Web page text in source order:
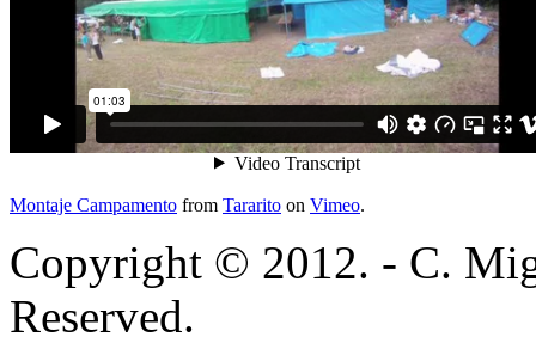
Montaje Campamento from Tararito on Vimeo.
Copyright © 2012. - C.
Reserved.